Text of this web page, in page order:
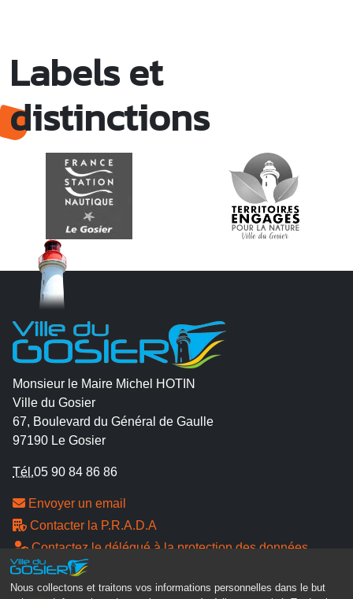
Nous collectons et traitons vos informations personnelles dans le but
Labels et
distinctions
Monsieur le Maire Michel HOTIN
Ville du Gosier
67, Boulevard du Général de Gaulle
97190 Le Gosier
Tél.05 90 84 86 86
Envoyer un email
Contacter la P.R.A.D.A
Contactez le délégué à la protection des données
personnelles - D.P.O